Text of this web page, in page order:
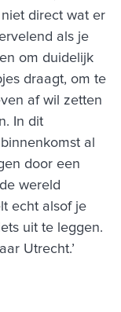
direct wat er
als je
om duidelijk
draagt, om te
af wil zetten
In dit
al
door een
wereld
echt alsof je
uit te leggen.
Utrecht.’